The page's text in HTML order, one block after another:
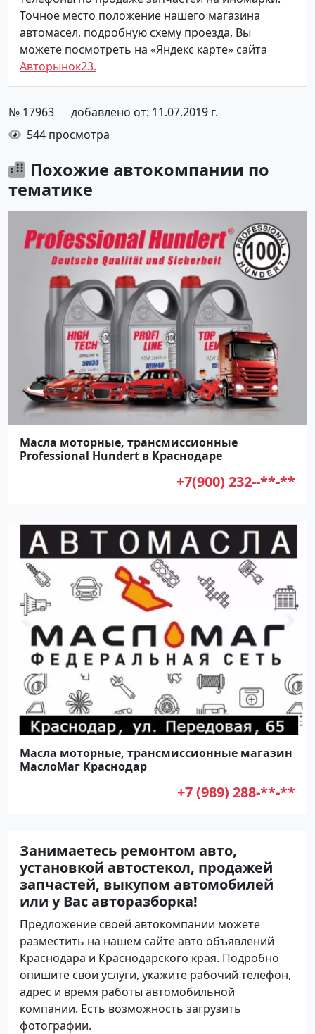
Точное место положение нашего магазина
автомасел, подробную схему проезда, Вы
можете посмотреть на «Яндекс карте» сайта
Авторынок23.
№ 17963
добавлено от: 11.07.2019 г.
544 просмотра
Похожие автокомпании по
тематике
Масла моторные, трансмиссионные
Professional Hundert в Краснодаре
+7(900) 232--**-**
Масла моторные, трансмиссионные магазин
МаслоМаг Краснодар
+7 (989) 288-**-**
Занимаетесь ремонтом авто,
установкой автостекол, продажей
запчастей, выкупом автомобилей
или у Вас авторазборка!
Предложение своей автокомпании можете
разместить на нашем сайте авто объявлений
Краснодара и Краснодарского края. Подробно
опишите свои услуги, укажите рабочий телефон,
адрес и время работы автомобильной
компании. Есть возможность загрузить
фотографии.